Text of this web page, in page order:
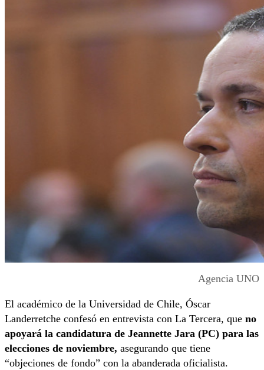
Agencia UNO
El académico de la Universidad de Chile, Óscar
Landerretche confesó en entrevista con La Tercera, que no
apoyará la candidatura de Jeannette Jara (PC) para las
elecciones de noviembre, asegurando que tiene
“objeciones de fondo” con la abanderada oficialista.